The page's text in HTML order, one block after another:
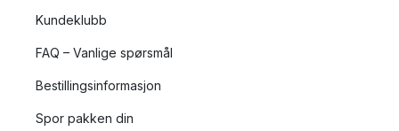
Kundeklubb
FAQ – Vanlige spørsmål
Bestillingsinformasjon
Spor pakken din